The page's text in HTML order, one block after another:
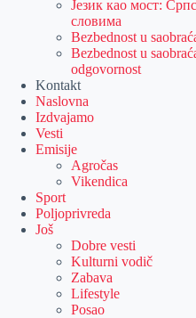
Језик као мост:
словима
Bezbednost u
Bezbednost u
odgovornost
Kontakt
Naslovna
Izdvajamo
Vesti
Emisije
Agročas
Vikendica
Sport
Poljoprivreda
Još
Dobre vesti
Kulturni vodič
Zabava
Lifestyle
Posao